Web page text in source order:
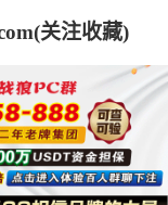
关注收藏)